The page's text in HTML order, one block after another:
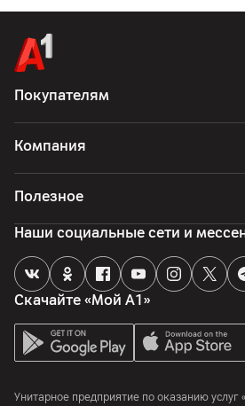
Покупателям
Компания
Полезное
Скачайте «Мой А1»
Наши социальные сети и
Унитарное предприятие по оказанию услуг